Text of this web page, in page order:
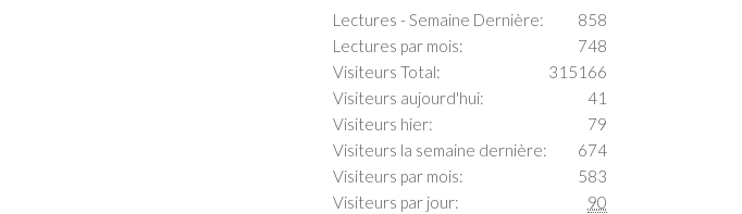
858
Lectures - Semaine Dernière:
748
Lectures par mois:
315166
Visiteurs Total:
41
Visiteurs aujourd'hui:
79
Visiteurs hier:
674
Visiteurs la semaine dernière:
583
Visiteurs par mois:
90
Visiteurs par jour: